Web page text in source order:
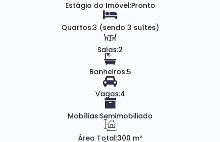
Estágio do Imóvel:Pronto
Quartos:3 (sendo 3 suítes)
Salas:2
Banheiros:5
Vagas:4
Mobílias:Semimobiliado
Área Total:300 m²